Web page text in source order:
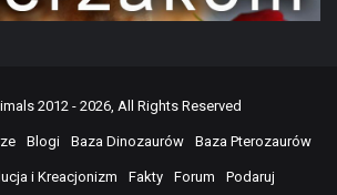
2012 - 2026, All Rights Reserved
Blogi Baza Dinozaurów Baza Pterozaurów
i Kreacjonizm Fakty Forum Podaruj